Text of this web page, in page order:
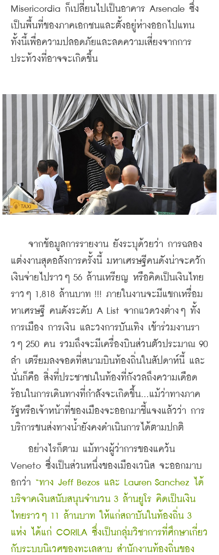
Misericordia ก็เปลี่ยนไปเป็นอาคาร Arsenale ซึ่ง
เป็นพื้นที่ของภาคเอกชนและตั้งอยู่ห่างออกไปแทน
ทั้งนี้เพื่อความปลอดภัยและลดความเสี่ยงจากการ
ประท้วงที่อาจจะเกิดขึ้น
จากข้อมูลการรายงาน ยังระบุด้วยว่า การฉลอง
แต่งงานสุดอลังการครั้งนี้ มหาเศรษฐีคนดังน่าจะควัก
เงินจ่ายไปราวๆ 56 ล้านเหรียญ หรือคิดเป็นเงินไทย
ราวๆ 1,818 ล้านบาท !!! ภายในงานจะมีแขกเหรื่อม
หาเศรษฐี คนดังระดับ A List จากแวดวงต่างๆ ทั้ง
การเมือง การเงิน และวงการบันเทิง เข้าร่วมงานรา
วๆ 250 คน รวมถึงจะมีเครื่องบินส่วนตัวประมาณ 90
ลำ เตรียมลงจอดที่สนามบินท้องถิ่นในสัปดาห์นี้ และ
นั่นก็คือ สิ่งที่ประชาชนในท้องที่กังวลถึงความเดือด
ร้อนในการเดินทางที่กำลังจะเกิดขึ้น...แม้ว่าทางภาค
รัฐหรือเจ้าหน้าที่ของเมืองจะออกมาชี้แจงแล้วว่า การ
บริการขนส่งทางน้ำยังคงดำเนินการได้ตามปกติ
อย่างไรก็ตาม แม้ทางผู้ว่าการของแคว้น
Veneto ซึ่งเป็นส่วนหนึ่งของเมืองเวนิส จะออกมาบ
อกว่า “ทาง Jeff Bezos และ Lauren Sanchez ได้
บริจาคเงินสนับสนุนจำนวน 3 ล้านยูโร คิดเป็นเงิน
ไทยราวๆ 11 ล้านบาท ให้แก่สถาบันในท้องถิ่น 3
แห่ง ได้แก่ CORILA ซึ่งเป็นกลุ่มวิชาการที่ศึกษาเกี่ยว
กับระบบนิเวศของทะเลสาบ สำนักงานท้องถิ่นของ